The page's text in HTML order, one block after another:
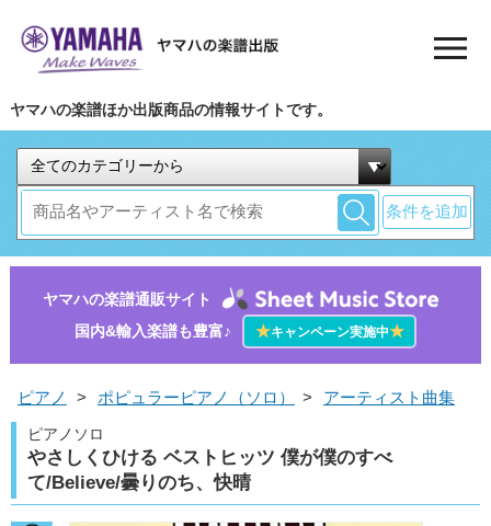
ヤマハの楽譜ほか出版商品の情報サイトです。
条件を追加
ヤマハの楽譜通販サイト
国内&輸入楽譜も豊富♪
★キャンペーン実施中★
ピアノ > ポピュラーピアノ（ソロ） > アーティスト曲集
ピアノソロ
やさしくひける ベストヒッツ 僕が僕のすべ
て/Believe/曇りのち、快晴